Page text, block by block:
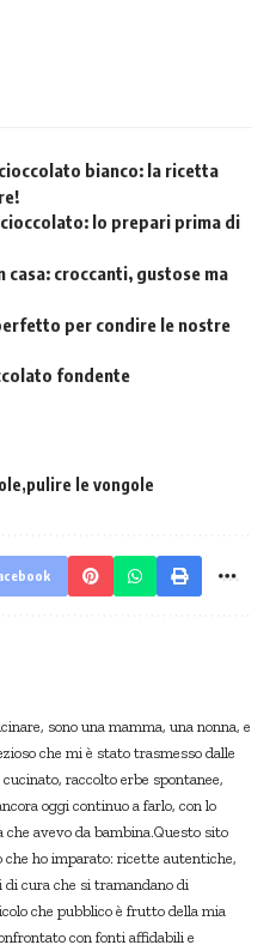
bianco: la ricetta
lo prepari prima di
croccanti, gustose ma
per condire le nostre
fondente
pulire le vongole
sono una mamma, una nonna, e
che mi è stato trasmesso dalle
raccolto erbe spontanee,
oggi continuo a farlo, con lo
avevo da bambina.Questo sito
che ho imparato: ricette autentiche,
cura che si tramandano di
che pubblico è frutto della mia
con fonti affidabili e